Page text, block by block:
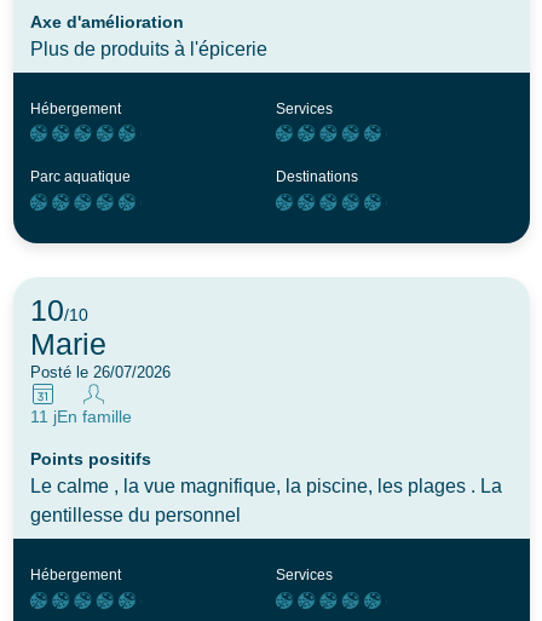
Axe d'amélioration
Plus de produits à l'épicerie
Hébergement Services
Parc aquatique Destinations
10/10
Marie
Posté le 26/07/2026
11 jEn famille
Points positifs
Le calme , la vue magnifique, la piscine, les plages . La
gentillesse du personnel
Hébergement Services